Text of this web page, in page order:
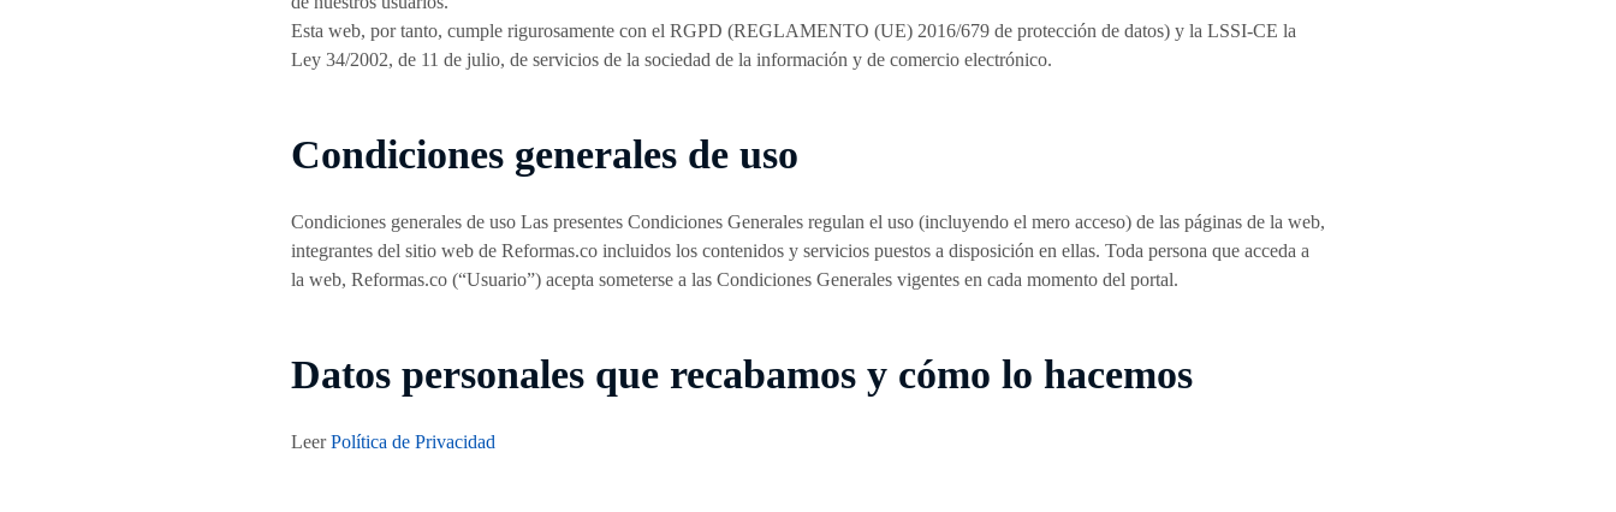
Esta web, por tanto, cumple rigurosamente con el RGPD (REGLAMENTO (UE) 2016/679 de protección de datos) y la LSSI-CE la
Ley 34/2002, de 11 de julio, de servicios de la sociedad de la información y de comercio electrónico.
Condiciones generales de uso
Condiciones generales de uso Las presentes Condiciones Generales regulan el uso (incluyendo el mero acceso) de las páginas de la web,
integrantes del sitio web de Reformas.co incluidos los contenidos y servicios puestos a disposición en ellas. Toda persona que acceda a
la web, Reformas.co (“Usuario”) acepta someterse a las Condiciones Generales vigentes en cada momento del portal.
Datos personales que recabamos y cómo lo hacemos
LeerPolítica de Privacidad